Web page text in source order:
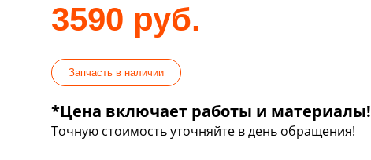
3590 руб.
Запчасть в наличии
*Цена включает работы и материалы!
Точную стоимость уточняйте в день обращения!